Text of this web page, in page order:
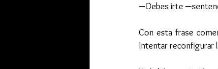
—Debes irte
Con esta frase
Intentar reconfigurar